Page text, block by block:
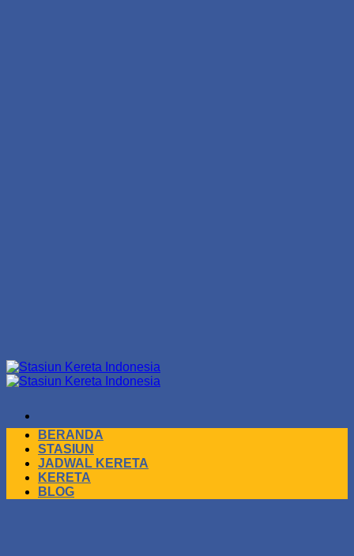
Skip
to
BERANDA
STASIUN
JADWAL KERETA
KERETA
BLOG